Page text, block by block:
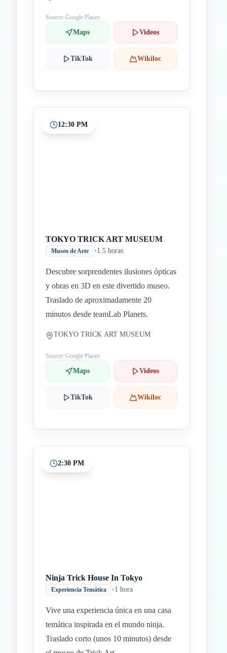
Source: Google Places
Maps Videos
TikTok Wikiloc
12:30 PM
TOKYO TRICK ART MUSEUM
Museo de Arte •1.5 horas
Descubre sorprendentes ilusiones ópticas
y obras en 3D en este divertido museo.
Traslado de aproximadamente 20
minutos desde teamLab Planets.
TOKYO TRICK ART MUSEUM
Source: Google Places
Maps Videos
TikTok Wikiloc
2:30 PM
Ninja Trick House In Tokyo
Experiencia Temática •1 hora
Vive una experiencia única en una casa
temática inspirada en el mundo ninja.
Traslado corto (unos 10 minutos) desde